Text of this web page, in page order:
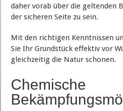
daher vorab über die geltenden
der sicheren Seite zu sein.
Mit den richtigen Kenntnissen
Sie Ihr Grundstück effektiv vor
gleichzeitig die Natur schonen.
Chemische